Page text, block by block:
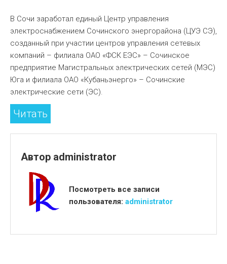
В Сочи заработал единый Центр управления
электроснабжением Сочинского энергорайона (ЦУЭ СЭ),
созданный при участии центров управления сетевых
компаний – филиала ОАО «ФСК ЕЭС» – Сочинское
предприятие Магистральных электрических сетей (МЭС)
Юга и филиала ОАО «Кубаньэнерго» – Сочинские
электрические сети (ЭС).
Читать
Автор administrator
Посмотреть все записи
пользователя: administrator